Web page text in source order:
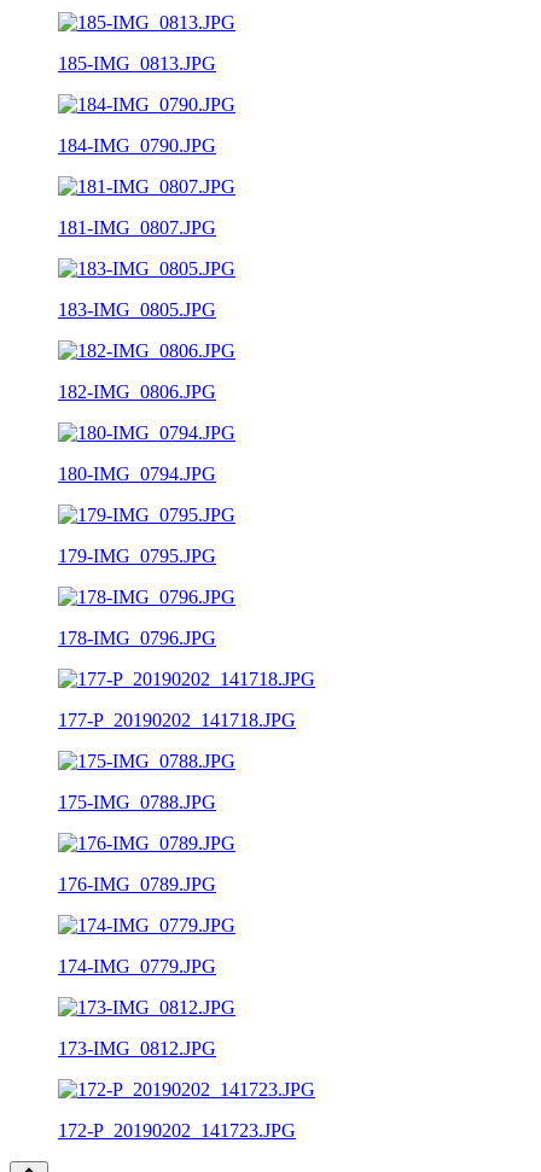
185-IMG_0813.JPG
184-IMG_0790.JPG
181-IMG_0807.JPG
183-IMG_0805.JPG
182-IMG_0806.JPG
180-IMG_0794.JPG
179-IMG_0795.JPG
178-IMG_0796.JPG
177-P_20190202_141718.JPG
175-IMG_0788.JPG
176-IMG_0789.JPG
174-IMG_0779.JPG
173-IMG_0812.JPG
172-P_20190202_141723.JPG